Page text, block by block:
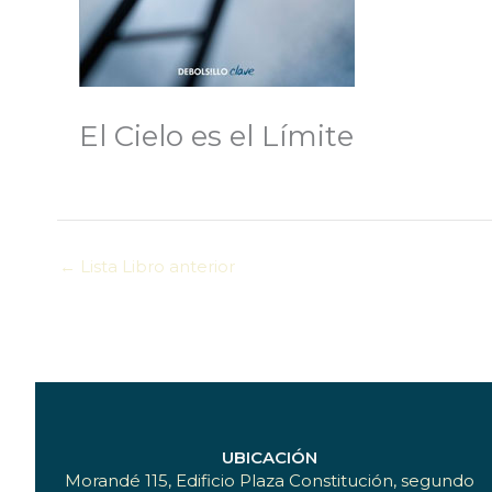
El Cielo es el Límite
← Lista Libro anterior
UBICACIÓN
Morandé 115, Edificio Plaza Constitución, segundo